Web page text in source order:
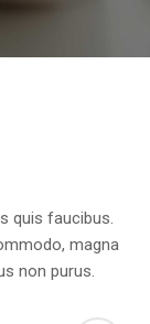
quis faucibus.
magna
non purus.